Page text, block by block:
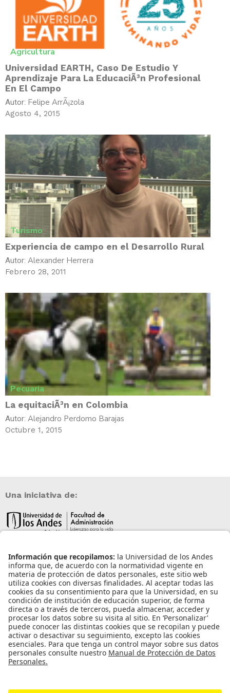
Agricultura
Universidad EARTH, Caso De Estudio Y
Aprendizaje Para La EducaciÃ³n Profesional
En El Campo
Autor: Felipe ArrÃ¡zola
Agosto 4, 2015
Turismo
Experiencia de campo en el Desarrollo Rural
Autor: Alexander Herrera
Febrero 28, 2011
Pecuaria
La equitaciÃ³n en Colombia
Autor: Alejandro Perdomo Barajas
Octubre 1, 2015
Una iniciativa de:
Información de contacto
info@aneia.edu.co
Bogotá, Colombia
Enlaces de interés
Iniciar sesión
Política de tratamiento de datos personales
Contacto
Universidad de los Andes | Vigilada Mineducación